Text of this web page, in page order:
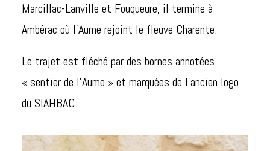
Marcillac-Lanville et Fouqueure, il termine à
Ambérac où l’Aume rejoint le fleuve Charente.
Le trajet est fléché par des bornes annotées
« sentier de l’Aume » et marquées de l’ancien logo
du SIAHBAC.